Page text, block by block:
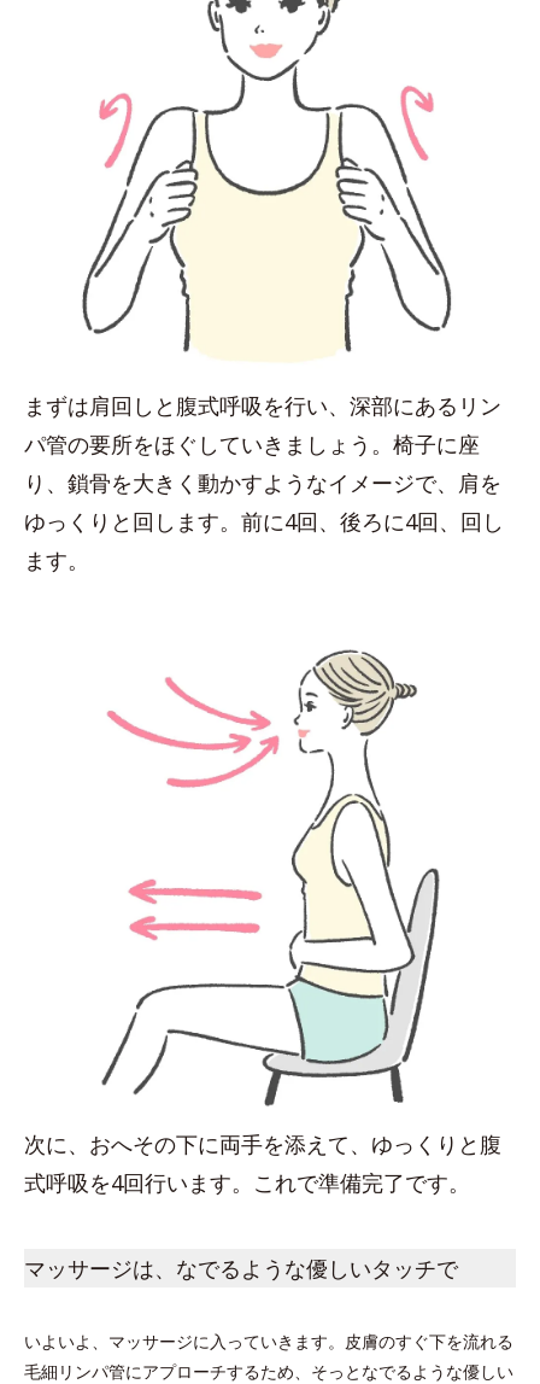
まずは肩回しと腹式呼吸を行い、深部にあるリン
パ管の要所をほぐしていきましょう。椅子に座
り、鎖骨を大きく動かすようなイメージで、肩を
ゆっくりと回します。前に4回、後ろに4回、回し
ます。
次に、おへその下に両手を添えて、ゆっくりと腹
式呼吸を4回行います。これで準備完了です。
マッサージは、なでるような優しいタッチで
いよいよ、マッサージに入っていきます。皮膚のすぐ下を流れる
毛細リンパ管にアプローチするため、そっとなでるような優しい